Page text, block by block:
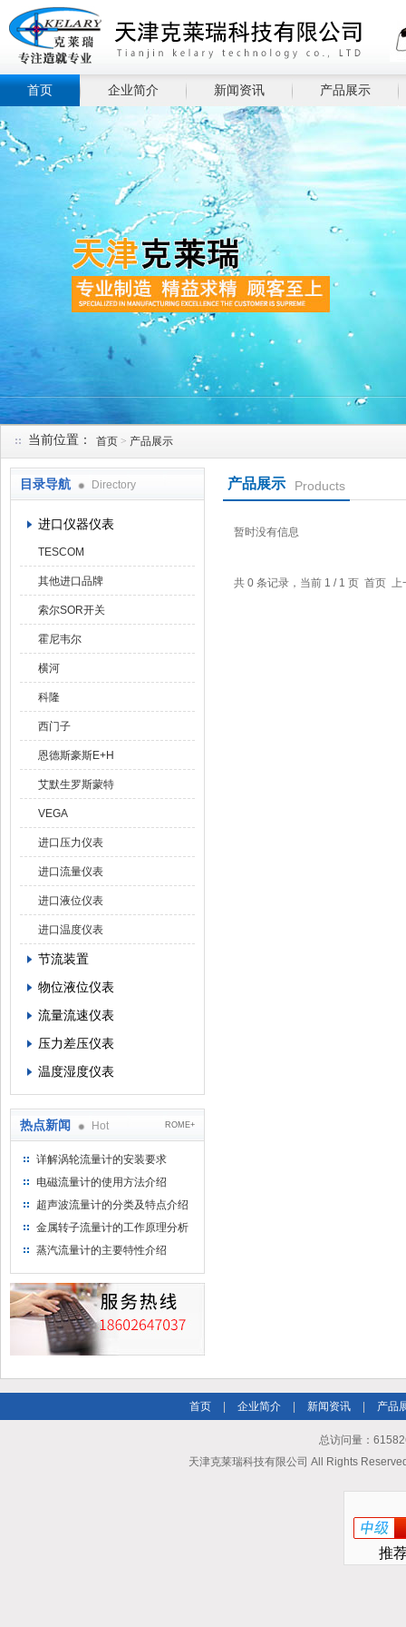
首页 企业简介 新闻资讯 产品展示
当前位置： 首页 > 产品展示
目录导航 Directory
进口仪器仪表
TESCOM
其他进口品牌
索尔SOR开关
霍尼韦尔
横河
科隆
西门子
恩德斯豪斯E+H
艾默生罗斯蒙特
VEGA
进口压力仪表
进口流量仪表
进口液位仪表
进口温度仪表
节流装置
物位液位仪表
流量流速仪表
压力差压仪表
温度湿度仪表
热点新闻 Hot ROME+
详解涡轮流量计的安装要求
电磁流量计的使用方法介绍
超声波流量计的分类及特点介绍
金属转子流量计的工作原理分析
蒸汽流量计的主要特性介绍
产品展示 Products
暂时没有信息
共 0 条记录，当前 1 / 1 页 首页
首页 企业简介 新闻资讯 产品
总访问量：
天津克莱瑞科技有限公司 All Rights
推